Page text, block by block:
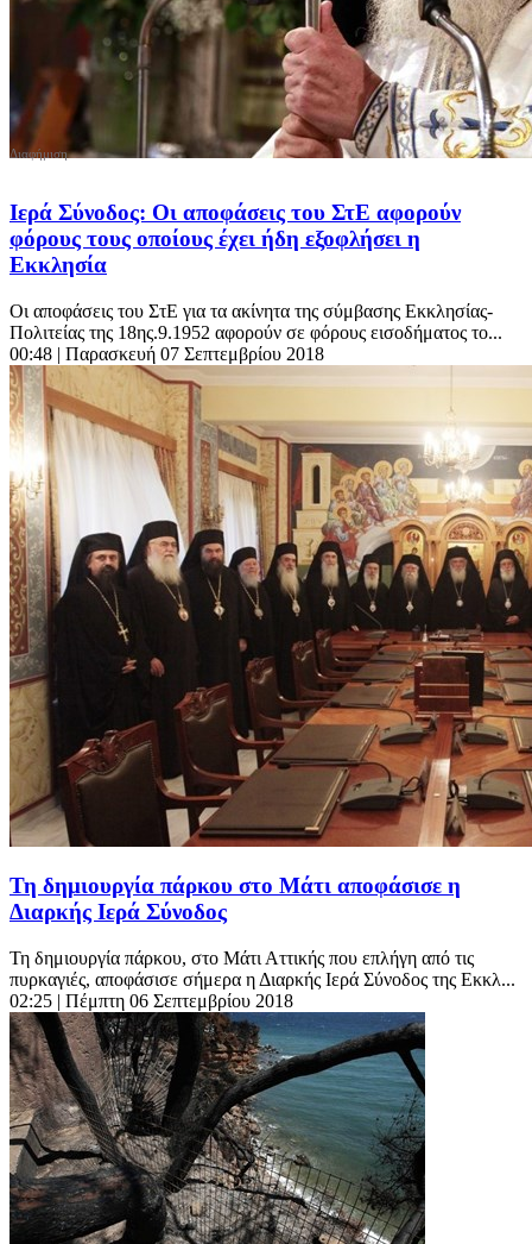
Ιερά Σύνοδος: Οι αποφάσεις του ΣτΕ αφορούν
φόρους τους οποίους έχει ήδη εξοφλήσει η
Εκκλησία
Οι αποφάσεις του ΣτΕ για τα ακίνητα της σύμβασης Εκκλησίας-
Πολιτείας της 18ης.9.1952 αφορούν σε φόρους εισοδήματος το...
00:48 | Παρασκευή 07 Σεπτεμβρίου 2018
Τη δημιουργία πάρκου στο Μάτι αποφάσισε η
Διαρκής Ιερά Σύνοδος
Τη δημιουργία πάρκου, στο Μάτι Αττικής που επλήγη από τις
πυρκαγιές, αποφάσισε σήμερα η Διαρκής Ιερά Σύνοδος της Εκκλ...
02:25 | Πέμπτη 06 Σεπτεμβρίου 2018